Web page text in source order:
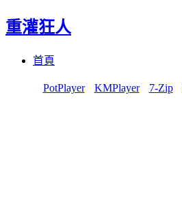
重灌狂人
首頁
PotPlayer KMPlayer 7-Zip